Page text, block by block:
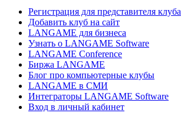
Регистрация для представителя клуба
Добавить клуб на сайт
LANGAME для бизнеса
Узнать о LANGAME Software
LANGAME Conference
Биржа LANGAME
Блог про компьютерные клубы
LANGAME в СМИ
Интеграторы LANGAME Software
Вход в личный кабинет